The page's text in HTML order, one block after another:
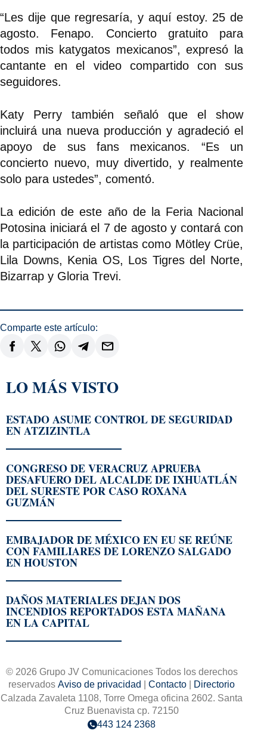
“Les dije que regresaría, y aquí estoy. 25 de
agosto. Fenapo. Concierto gratuito para
todos mis katygatos mexicanos”, expresó la
cantante en el video compartido con sus
seguidores.
Katy Perry también señaló que el show
incluirá una nueva producción y agradeció el
apoyo de sus fans mexicanos. “Es un
concierto nuevo, muy divertido, y realmente
solo para ustedes”, comentó.
La edición de este año de la Feria Nacional
Potosina iniciará el 7 de agosto y contará con
la participación de artistas como Mötley Crüe,
Lila Downs, Kenia OS, Los Tigres del Norte,
Bizarrap y Gloria Trevi.
Comparte este artículo:
LO MÁS VISTO
ESTADO ASUME CONTROL DE SEGURIDAD
EN ATZIZINTLA
CONGRESO DE VERACRUZ APRUEBA
DESAFUERO DEL ALCALDE DE IXHUATLÁN
DEL SURESTE POR CASO ROXANA
GUZMÁN
EMBAJADOR DE MÉXICO EN EU SE REÚNE
CON FAMILIARES DE LORENZO SALGADO
EN HOUSTON
DAÑOS MATERIALES DEJAN DOS
INCENDIOS REPORTADOS ESTA MAÑANA
EN LA CAPITAL
© 2026 Grupo JV Comunicaciones Todos los derechos
reservados Aviso de privacidad Contacto
Directorio
Calzada Zavaleta 1108, Torre Omega oficina 2602. Santa
Cruz Buenavista cp. 72150
443 124 2368